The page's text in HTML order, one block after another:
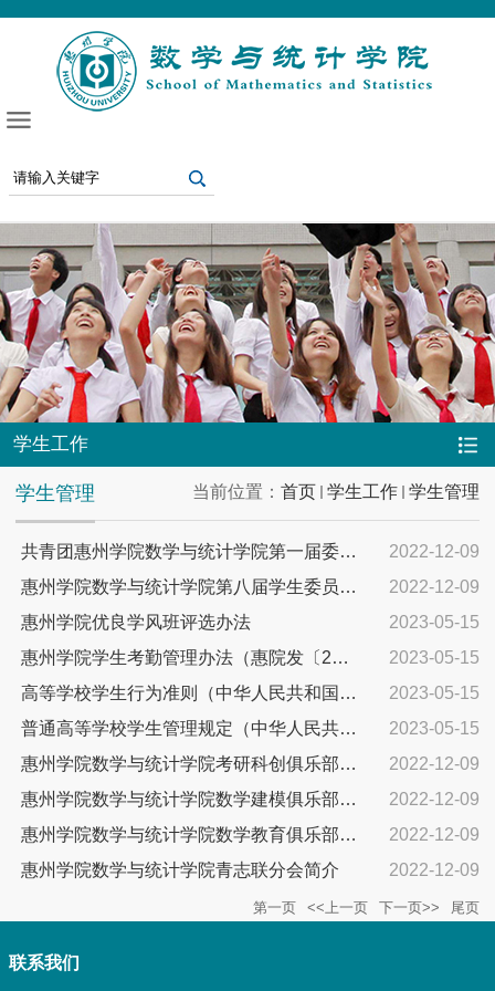
学生工作
当前位置： 首页 学生工作 学生管理
学生管理
共青团惠州学院数学与统计学院第一届委员会简介
2022-12-09
惠州学院数学与统计学院第八届学生委员会简介
2022-12-09
惠州学院优良学风班评选办法
2023-05-15
惠州学院学生考勤管理办法（惠院发〔2017〕200号）
2023-05-15
高等学校学生行为准则（中华人民共和国教育部令第 21 号）
2023-05-15
普通高等学校学生管理规定（中华人民共和国教育部令第41号）
2023-05-15
惠州学院数学与统计学院考研科创俱乐部简介
2022-12-09
惠州学院数学与统计学院数学建模俱乐部简介
2022-12-09
惠州学院数学与统计学院数学教育俱乐部简介
2022-12-09
惠州学院数学与统计学院青志联分会简介
2022-12-09
第一页 <<上一页 下一页>> 尾页
联系我们